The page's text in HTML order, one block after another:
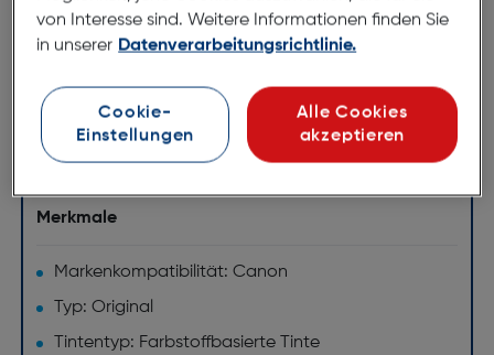
Original Canon Tinte produziert durchschnittlich
35 % mehr hochwertige Drucke als nachgemachte
Original Canon Tinte liefert bei 100% der Drucke
immer eine durchgängig hohe Qualität
Merkmale
Markenkompatibilität: Canon
Typ: Original
Tintentyp: Farbstoffbasierte Tinte
von Interesse sind. Weitere Informationen finden Sie
in unserer Datenverarbeitungsrichtlinie.
Cookie-
Einstellungen
Alle Cookies
akzeptieren